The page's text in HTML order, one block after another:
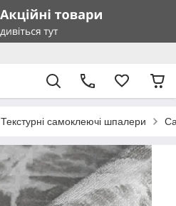
Текстурні самоклеючі шпалери